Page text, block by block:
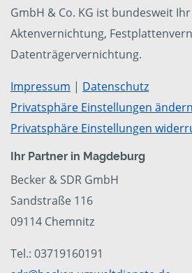
GmbH & Co. KG ist bundesweit
Aktenvernichtung,
Datenträgervernichtung.
Impressum | Datenschutz
Privatsphäre Einstellungen ändern
Privatsphäre Einstellungen
Ihr Partner in Magdeburg
Becker & SDR GmbH
Sandstraße 116
09114 Chemnitz
Tel.: 03719160191